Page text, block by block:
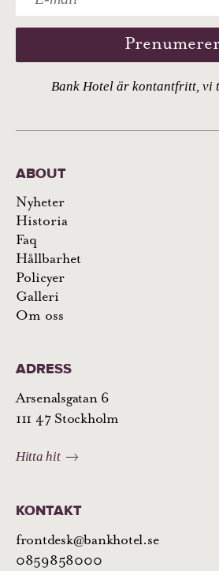
Bank Hotel är kontantfritt, vi
ABOUT
Nyheter
Historia
Faq
Hållbarhet
Policyer
Galleri
Om oss
ADRESS
Arsenalsgatan 6
111 47 Stockholm
Hitta hit
KONTAKT
frontdesk@bankhotel.se
0859858000